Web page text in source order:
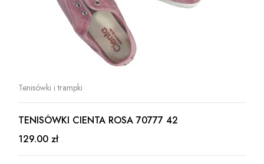
Tenisówki i trampki
TENISÓWKI CIENTA ROSA 70777 42
129.00 zł